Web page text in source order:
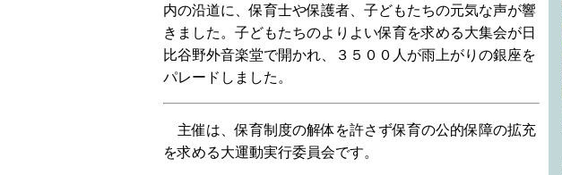
内の沿道に、保育士や保護者、子どもたちの元気な声が響
きました。子どもたちのよりよい保育を求める大集会が日
比谷野外音楽堂で開かれ、３５００人が雨上がりの銀座を
パレードしました。
主催は、保育制度の解体を許さず保育の公的保障の拡充
を求める大運動実行委員会です。